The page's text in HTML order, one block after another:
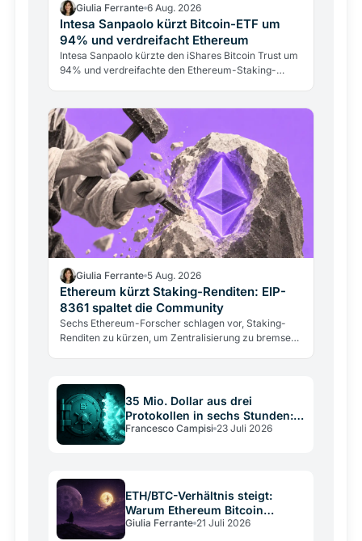
Giulia Ferrante 6 Aug. 2026
Intesa Sanpaolo kürzt Bitcoin-ETF um
94% und verdreifacht Ethereum
Intesa Sanpaolo kürzte den iShares Bitcoin Trust um
94% und verdreifachte den Ethereum-Staking-
Giulia Ferrante 5 Aug. 2026
Ethereum kürzt Staking-Renditen: EIP-
8361 spaltet die Community
Sechs Ethereum-Forscher schlagen vor, Staking-
Renditen zu kürzen, um Zentralisierung zu bremsen.
35 Mio. Dollar aus drei
Protokollen in sechs Stunden:
Kryptografie blieb intakt
Francesco Campisi 23 Juli 2026
ETH/BTC-Verhältnis steigt:
Warum Ethereum Bitcoin
schlägt
Giulia Ferrante 21 Juli 2026